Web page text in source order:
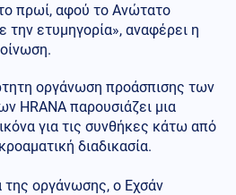
πρωί, αφού το Ανώτατο
την ετυμηγορία», αναφέρει η
οργάνωση προάσπισης των
HRANA παρουσιάζει μια
για τις συνθήκες κάτω από
διαδικασία.
της οργάνωσης, ο Εχσάν